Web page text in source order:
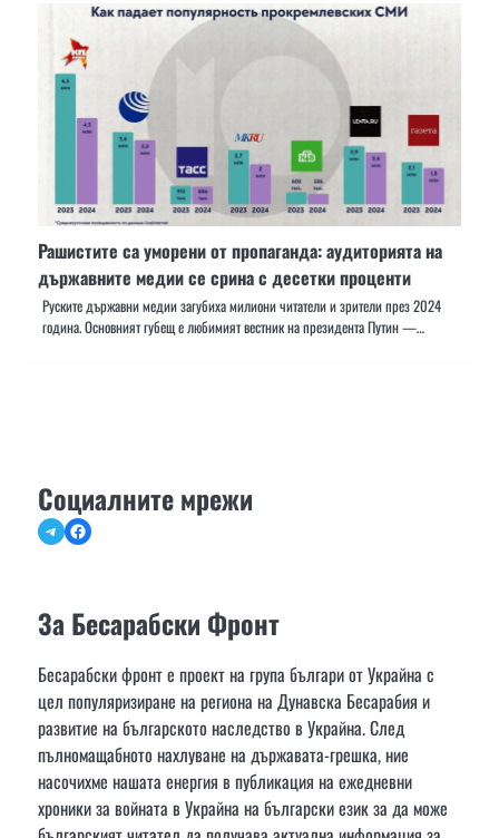
Рашистите са уморени от пропаганда: аудиторията на
държавните медии се срина с десетки проценти
Руските държавни медии загубиха милиони читатели и зрители през 2024
година. Основният губещ е любимият вестник на президента Путин —…
Социалните мрежи
TelegramFacebook
За Бесарабски Фронт
Бесарабски фронт е проект на група българи от Украйна с
цел популяризиране на региона на Дунавска Бесарабия и
развитие на българското наследство в Украйна. След
пълномащабното нахлуване на държавата-грешка, ние
насочихме нашата енергия в публикация на ежедневни
хроники за войната в Украйна на български език за да може